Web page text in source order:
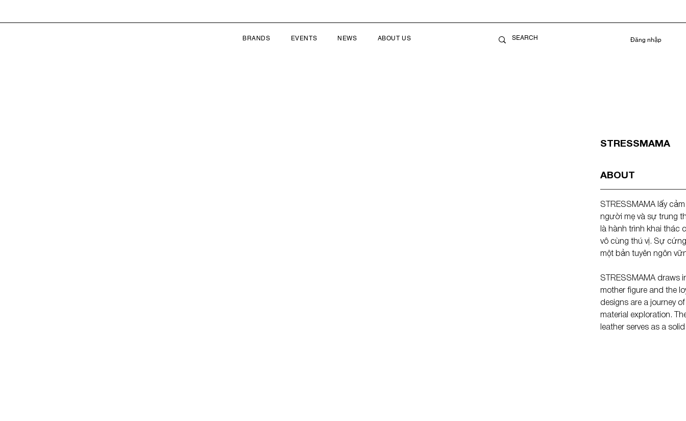
BRANDS EVENTS NEWS ABOUT US Đăng nhập
STRESSMAMA
ABOUT
STRESSMAMA lấy
người mẹ và sự trung
là hành trình khai thác
vô cùng thú vị. Sự
một bản tuyên ngôn
STRESSMAMA draws
mother figure and the
designs are a journey
material exploration.
leather serves as a